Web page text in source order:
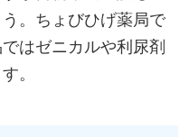
。ちょびひげ薬局で
はゼニカルや利尿剤
。